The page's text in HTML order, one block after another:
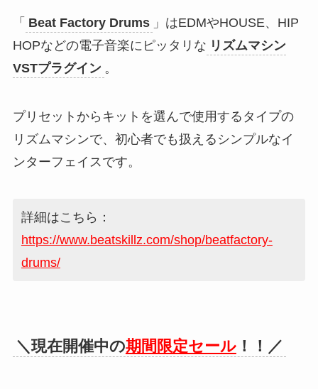
「 Beat Factory Drums 」はEDMやHOUSE、HIP
HOPなどの電子音楽にピッタリな リズムマシン
VSTプラグイン 。
プリセットからキットを選んで使用するタイプの
リズムマシンで、初心者でも扱えるシンプルなイ
ンターフェイスです。
詳細はこちら：
https://www.beatskillz.com/shop/beatfactory-
drums/
＼現在開催中の期間限定セール！！／